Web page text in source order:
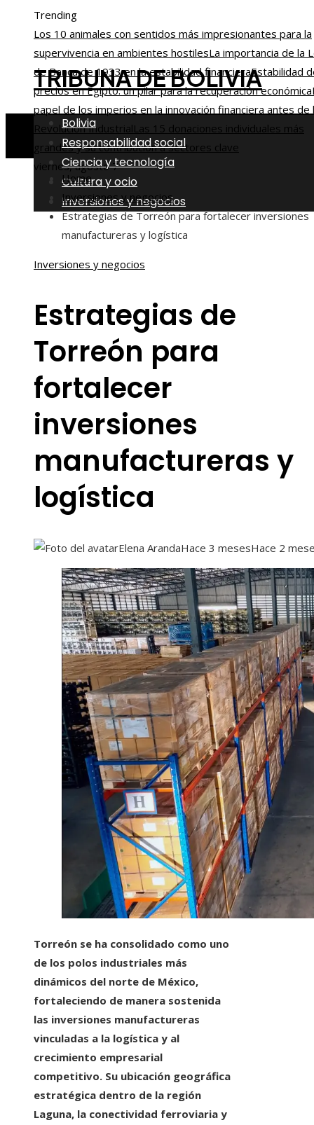
Trending
Los 10 animales con sentidos más impresionantes para la
supervivencia en ambientes hostilesLa importancia de la
de Banca de 1933 en la estabilidad financieraEstabilidad
precios en Egipto: un pilar para la recuperación económica
papel de los imperios en la innovación financiera antes de
Revolución IndustrialLas 15 donaciones individuales más
grandes y su contribución a sectores clave
viernes, agosto 7
TRIBUNA DE BOLIVIA
Bolivia
Responsabilidad social
Ciencia y tecnología
Cultura y ocio
Inversiones y negocios
Home
Inversiones y negocios
Estrategias de Torreón para fortalecer inversiones
manufactureras y logística
Inversiones y negocios
Estrategias de
Torreón para
fortalecer
inversiones
manufactureras y
logística
Elena ArandaHace 3 mesesHace 2
Torreón se ha consolidado como uno
de los polos industriales más
dinámicos del norte de México,
fortaleciendo de manera sostenida
las inversiones manufactureras
vinculadas a la logística y al
crecimiento empresarial
competitivo. Su ubicación geográfica
estratégica dentro de la región
Laguna, la conectividad ferroviaria y